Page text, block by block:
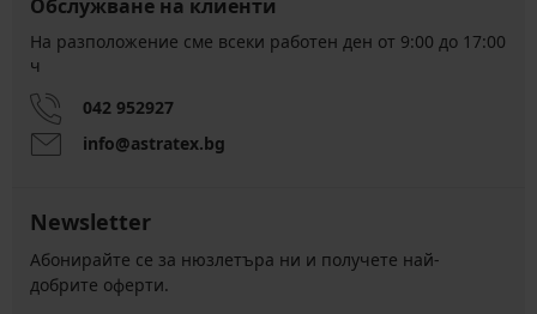
Обслужване на клиенти
На разположение сме всеки работен ден от 9:00 до 17:00
ч
042 952927
info@astratex.bg
Newsletter
Абонирайте се за нюзлетъра ни и получете най-
добрите оферти.